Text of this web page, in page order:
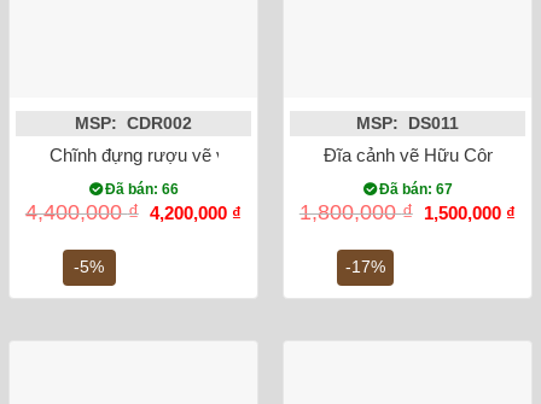
-5%
MSP: CDR002
Chĩnh đựng rượu vẽ văn vương
Đã bán: 66
4,400,000₫ Giá
gốc
4,200,000 ₫
4,200,000 ₫.
-17%
MSP: DS011
Đĩa cảnh vẽ Hữu Công
Đã bán: 67
1,800,000₫
Giá
gốc
1,500,000 ₫